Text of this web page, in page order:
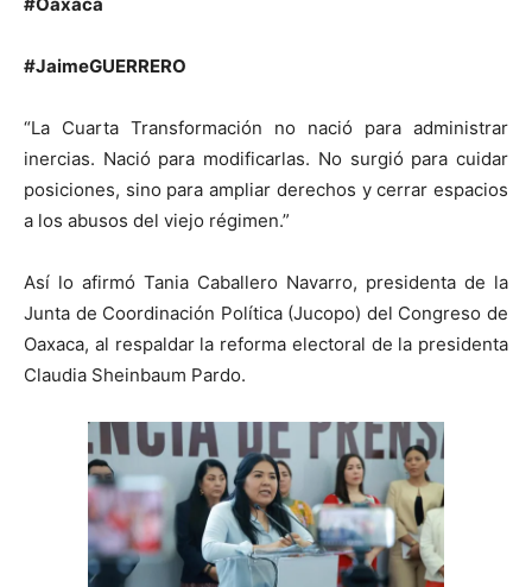
#JaimeGUERRERO
“La Cuarta Transformación no nació para administrar
inercias. Nació para modificarlas. No surgió para cuidar
posiciones, sino para ampliar derechos y cerrar espacios
a los abusos del viejo régimen.”
Así lo afirmó Tania Caballero Navarro, presidenta de la
Junta de Coordinación Política (Jucopo) del Congreso de
Oaxaca, al respaldar la reforma electoral de la presidenta
Claudia Sheinbaum Pardo.